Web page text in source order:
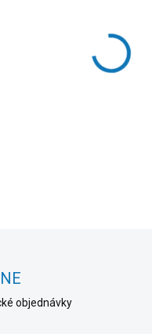
objednávky